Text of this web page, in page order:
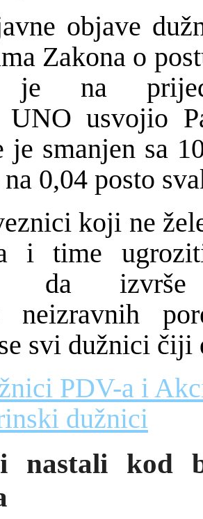
objave
Zakona o
je na
UNO usvojio
je smanjen sa
0,04 posto
koji ne
i time
da
neizravnih
svi dužnici
PDV-a i
dužnici
nastali kod